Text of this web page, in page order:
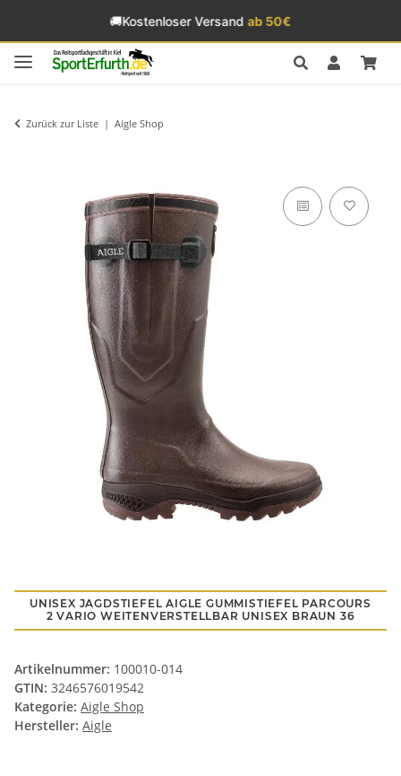
🚚Kostenloser Versandab 50€
Zurück zur Liste Aigle Shop
UNISEX JAGDSTIEFEL AIGLE GUMMISTIEFEL PARCOURS
2 VARIO WEITENVERSTELLBAR UNISEX BRAUN 36
Artikelnummer: 100010-014
GTIN: 3246576019542
Kategorie: Aigle Shop
Hersteller: Aigle